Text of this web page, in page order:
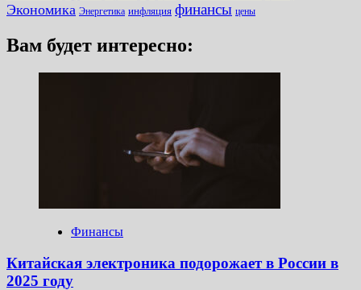
Экономика Энергетика инфляция финансы цены
Вам будет интересно:
Финансы
Китайская электроника подорожает в России в
2025 году